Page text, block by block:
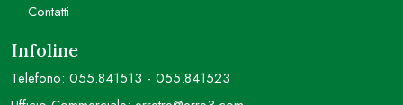
Contatti
Infoline
Telefono: 055.841513 - 055.841523